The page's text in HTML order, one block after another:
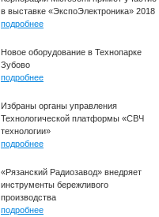
в выставке «ЭкспоЭлектроника» 2018
подробнее
Новое оборудование в Технопарке
Зубово
подробнее
Избраны органы управления
Технологической платформы «СВЧ
технологии»
подробнее
«Рязанский Радиозавод» внедряет
инструменты бережливого
производства
подробнее